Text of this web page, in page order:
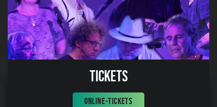
Tickets
ONLINE-TICKETS